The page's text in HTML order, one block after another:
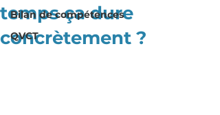
Bilan de compétences
QVCT
temps ça dure
concrètement ?